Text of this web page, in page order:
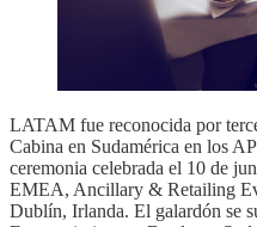
LATAM fue reconocida por
Cabina en Sudamérica en los
ceremonia celebrada el 10 de
EMEA, Ancillary & Retailing
Dublín, Irlanda. El galardón se